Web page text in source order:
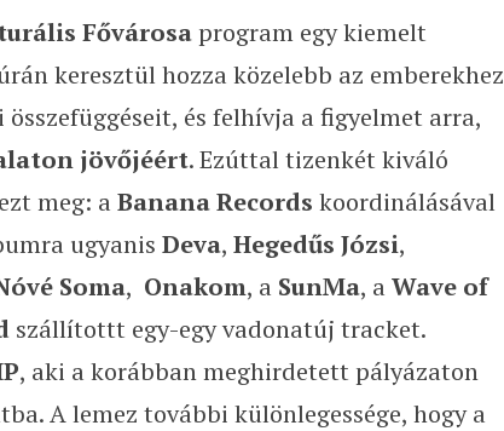
Fővárosaprogram egy kiemelt
keresztül hozza közelebb az emberekhez
és felhívja a figyelmet arra,
jövőjéért. Ezúttal tizenkét kiváló
meg: a Banana Records koordinálásával
ugyanis Deva, Hegedűs Józsi,
Soma, Onakom, a SunMa, a Wave of
szállítottt egy-egy vadonatúj tracket.
, aki a korábban meghirdetett pályázaton
A lemez további különlegessége, hogy a